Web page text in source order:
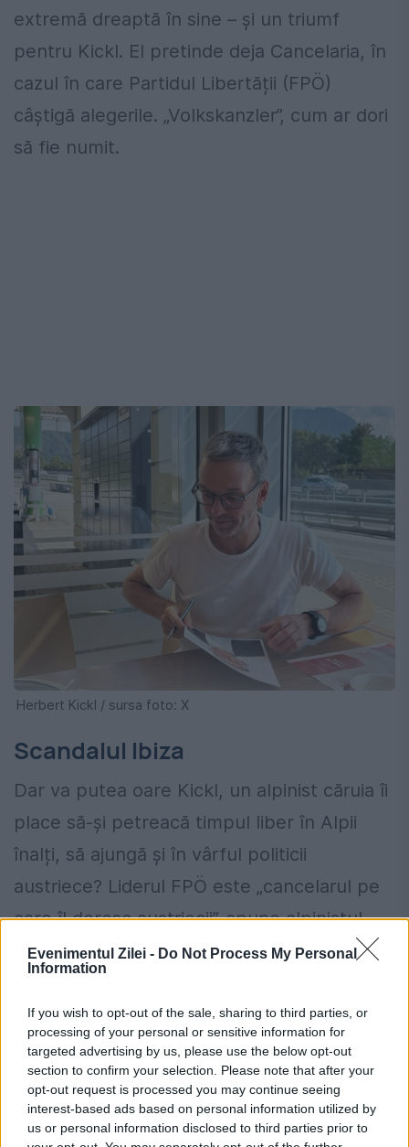
Evenimentul Zilei - Do Not Process My Personal
Information
If you wish to opt-out of the sale, sharing to third parties, or
processing of your personal or sensitive information for
targeted advertising by us, please use the below opt-out
section to confirm your selection. Please note that after your
opt-out request is processed you may continue seeing
interest-based ads based on personal information utilized by
us or personal information disclosed to third parties prior to
extremă dreaptă în sine – și un triumf
pentru Kickl. El pretinde deja Cancelaria, în
cazul în care Partidul Libertății (FPÖ)
câștigă alegerile. „Volkskanzler”, cum ar dori
să fie numit.
Herbert Kickl / sursa foto: X
Scandalul Ibiza
Dar va putea oare Kickl, un alpinist căruia îi
place să-și petreacă timpul liber în Alpii
înalți, să ajungă și în vârful politicii
austriece? Liderul FPÖ este „cancelarul pe
care îl doresc austriecii”, spune alpinistul
Reinhold Messner, el însuși fost membru al
Partidului Verzilor.
Kickl, spune Messner, înțelege „sufletul
oamenilor”. Au trecut cinci ani de la
publicarea așa-numituluiscandal „Ibiza”,